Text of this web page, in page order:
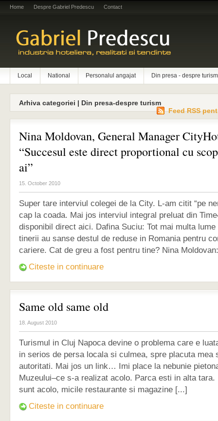
Home Despre Gabriel Predescu Contact
Local National Personalul angajat Din presa - despre turism
Arhiva categoriei | Din presa-despre turism
Feed RSS
Nina Moldovan, General Manager
“Succesul este direct proportional cu
ai”
15. October 2010
Super tare interviul colegei de la City. L-am citit “pe
cap la coada. Mai jos interviul integral preluat din
disponibil direct aici. Dafina Suciu: Tot mai multa
tinerii au sanse destul de reduse in Romania pentru
cariere. Cat de greu a fost pentru tine? Nina
Citeste in continuare
Same old same old
18. August 2010
Turismul in Cluj Napoca devine o problema care e
in serios de persa locala si culmea, spre placuta mea
autoritati. Mai jos un link… Imi place la nebunie
Muzeului–ce s-a realizat acolo. Parca esti in alta tara.
sunt acolo, micile restaurante si magazine [...]
Citeste in continuare